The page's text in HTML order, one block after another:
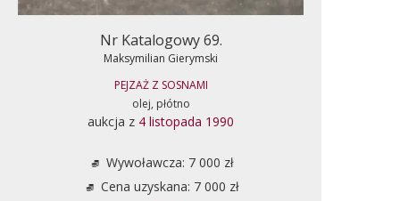
Nr Katalogowy 69.
Maksymilian Gierymski
PEJZAŻ Z SOSNAMI
olej, płótno
aukcja z 4 listopada 1990
Wywoławcza: 7 000 zł
Cena uzyskana: 7 000 zł